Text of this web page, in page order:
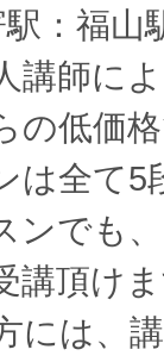
：福山
講師に
の低価
は全て5
ンでも
講頂け
には、